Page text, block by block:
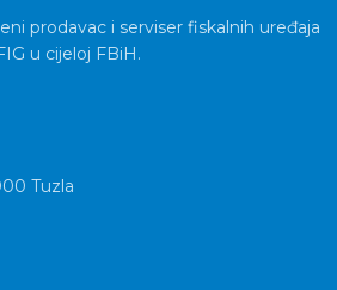
prodavac i serviser fiskalnih uređaja
u cijeloj FBiH.
Tuzla